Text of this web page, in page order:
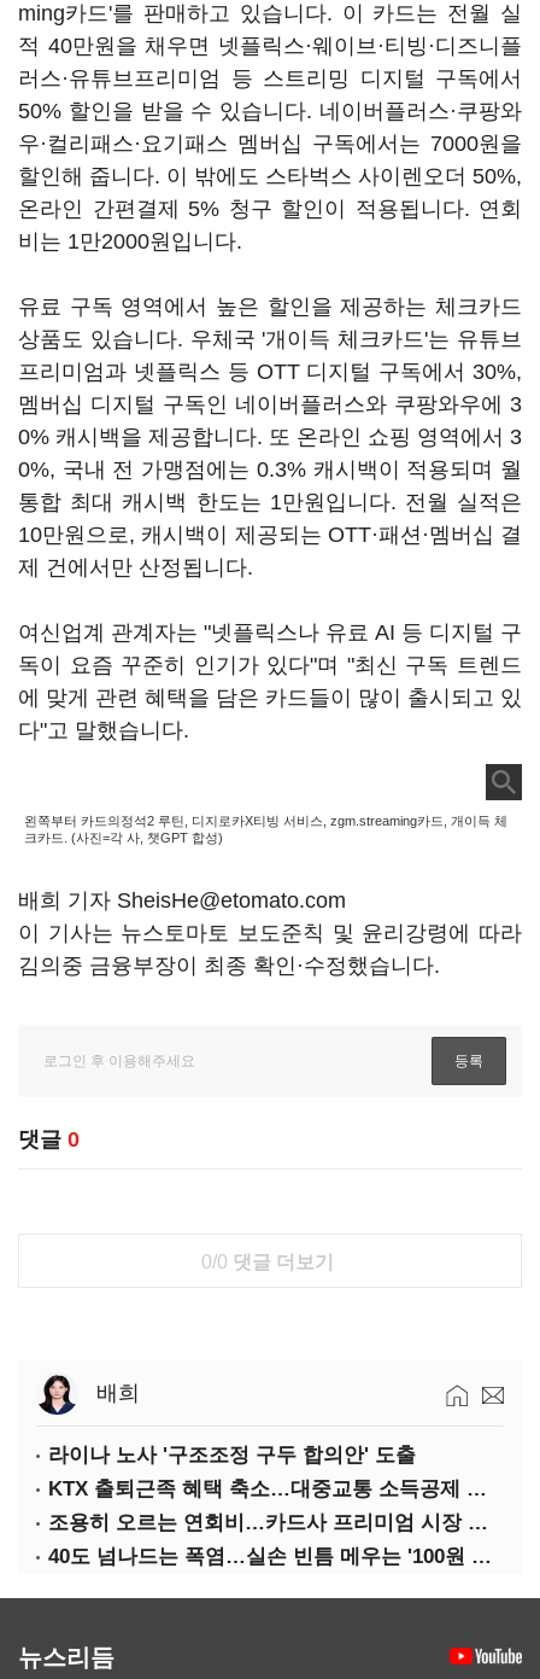
ming카드'를 판매하고 있습니다. 이 카드는 전월 실
적 40만원을 채우면 넷플릭스·웨이브·티빙·디즈니플
러스·유튜브프리미엄 등 스트리밍 디지털 구독에서
50% 할인을 받을 수 있습니다. 네이버플러스·쿠팡와
우·컬리패스·요기패스 멤버십 구독에서는 7000원을
할인해 줍니다. 이 밖에도 스타벅스 사이렌오더 50%,
온라인 간편결제 5% 청구 할인이 적용됩니다. 연회
비는 1만2000원입니다.
유료 구독 영역에서 높은 할인을 제공하는 체크카드
상품도 있습니다. 우체국 '개이득 체크카드'는 유튜브
프리미엄과 넷플릭스 등 OTT 디지털 구독에서 30%,
멤버십 디지털 구독인 네이버플러스와 쿠팡와우에 3
0% 캐시백을 제공합니다. 또 온라인 쇼핑 영역에서 3
0%, 국내 전 가맹점에는 0.3% 캐시백이 적용되며 월
통합 최대 캐시백 한도는 1만원입니다. 전월 실적은
10만원으로, 캐시백이 제공되는 OTT·패션·멤버십 결
제 건에서만 산정됩니다.
여신업계 관계자는 "넷플릭스나 유료 AI 등 디지털 구
독이 요즘 꾸준히 인기가 있다"며 "최신 구독 트렌드
에 맞게 관련 혜택을 담은 카드들이 많이 출시되고 있
다"고 말했습니다.
왼쪽부터 카드의정석2 루틴, 디지로카X티빙 서비스, zgm.streaming카드, 개이득 체
크카드. (사진=각 사, 챗GPT 합성)
배희 기자 SheisHe@etomato.com
이 기사는 뉴스토마토 보도준칙 및 윤리강령에 따라
김의중 금융부장이 최종 확인·수정했습니다.
댓글 0
0/0 댓글 더보기
배희
라이나 노사 '구조조정 구두 합의안' 도출
KTX 출퇴근족 혜택 축소…대중교통 소득공제 개편
조용히 오르는 연회비…카드사 프리미엄 시장 정조준
40도 넘나드는 폭염…실손 빈틈 메우는 '100원 미니보험'
뉴스리듬